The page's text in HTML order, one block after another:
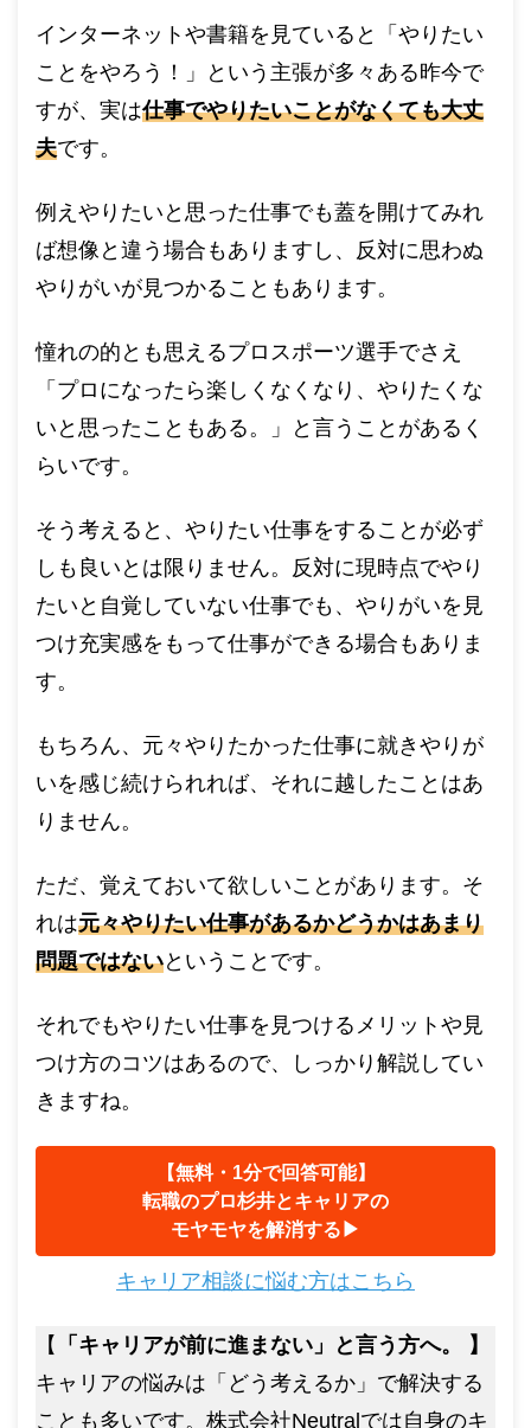
インターネットや書籍を見ていると「やりたい
ことをやろう！」という主張が多々ある昨今で
すが、実は仕事でやりたいことがなくても大丈
夫です。
例えやりたいと思った仕事でも蓋を開けてみれ
ば想像と違う場合もありますし、反対に思わぬ
やりがいが見つかることもあります。
憧れの的とも思えるプロスポーツ選手でさえ
「プロになったら楽しくなくなり、やりたくな
いと思ったこともある。」と言うことがあるく
らいです。
そう考えると、やりたい仕事をすることが必ず
しも良いとは限りません。反対に現時点でやり
たいと自覚していない仕事でも、やりがいを見
つけ充実感をもって仕事ができる場合もありま
す。
もちろん、元々やりたかった仕事に就きやりが
いを感じ続けられれば、それに越したことはあ
りません。
ただ、覚えておいて欲しいことがあります。そ
れは元々やりたい仕事があるかどうかはあまり
問題ではないということです。
それでもやりたい仕事を見つけるメリットや見
つけ方のコツはあるので、しっかり解説してい
きますね。
【無料・1分で回答可能】
転職のプロ杉井とキャリアの
モヤモヤを解消する▶︎
キャリア相談に悩む方はこちら
【
「キャリアが前に進まない」と言う方へ。 】
キャリアの悩みは「どう考えるか」で解決する
ことも多いです。株式会社Neutralでは自身のキ